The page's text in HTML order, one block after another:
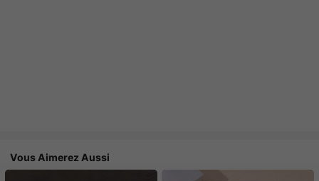
Vous Aimerez Aussi